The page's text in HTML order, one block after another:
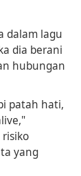
dalam lagu
dia berani
hubungan
patah hati,
yang